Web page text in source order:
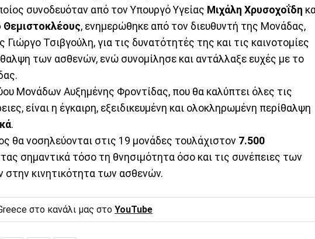
συνοδευόταν από τον Υπουργό Υγείας Μιχάλη Χρυσοχοΐδη
Θεμιστοκλέους, ενημερώθηκε από τον διευθυντή της Μονάδας,
Τσιβγούλη, για τις δυνατότητές της και τις καινοτομίες
των ασθενών, ενώ συνομίλησε και αντάλλαξε ευχές με το
Μονάδων Αυξημένης Φροντίδας, που θα καλύπτει όλες τις
είναι η έγκαιρη, εξειδικευμένη και ολοκληρωμένη περίθαλψη
.
θα νοσηλεύονται στις 19 μονάδες τουλάχιστον 7.500
σημαντικά τόσο τη θνησιμότητα όσο και τις συνέπειες των
στην κινητικότητα των ασθενών.
στο κανάλι μας στο YouTube